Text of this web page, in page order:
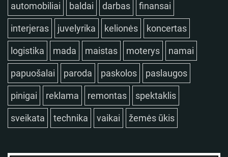
automobiliai baldai darbas finansai
interjeras juvelyrika kelionės koncertas
logistika mada maistas moterys namai
papuošalai paroda paskolos paslaugos
pinigai reklama remontas spektaklis
sveikata technika vaikai žemės ūkis